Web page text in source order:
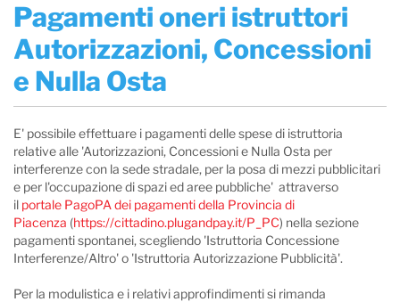
Pagamenti oneri istruttori
Autorizzazioni, Concessioni
e Nulla Osta
E' possibile effettuare i pagamenti delle spese di istruttoria
relative alle 'Autorizzazioni, Concessioni e Nulla Osta per
interferenze con la sede stradale, per la posa di mezzi pubblicitari
e per l'occupazione di spazi ed aree pubbliche' attraverso
il portale PagoPA dei pagamenti della Provincia di
Piacenza (https://cittadino.plugandpay.it/P_PC) nella sezione
pagamenti spontanei, scegliendo 'Istruttoria Concessione
Interferenze/Altro' o 'Istruttoria Autorizzazione Pubblicità'.
Per la modulistica e i relativi approfindimenti si rimanda